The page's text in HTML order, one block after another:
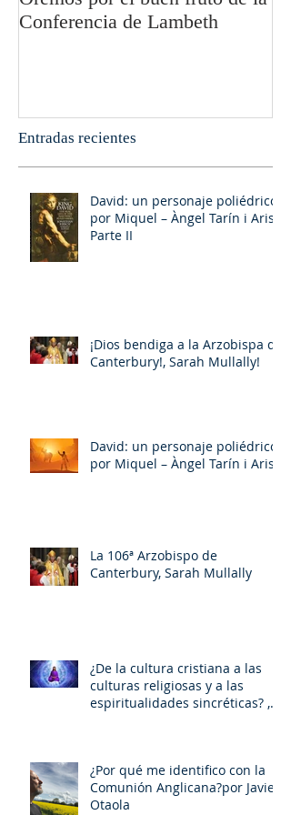
Conferencia de Lambeth
Entradas recientes
David: un personaje poliédrico,
por Miquel – Àngel Tarín i Arisó
Parte II
¡Dios bendiga a la Arzobispa de
Canterbury!, Sarah Mullally!
David: un personaje poliédrico,
por Miquel – Àngel Tarín i Arisó
La 106ª Arzobispo de
Canterbury, Sarah Mullally
¿De la cultura cristiana a las
culturas religiosas y a las
espiritualidades sincréticas? ,
¿Por qué me identifico con la
Comunión Anglicana?por Javier
Otaola